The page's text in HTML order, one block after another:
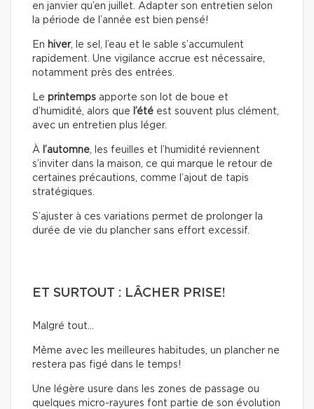
en janvier qu’en juillet. Adapter son entretien selon
la période de l’année est bien pensé!
En hiver, le sel, l’eau et le sable s’accumulent
rapidement. Une vigilance accrue est nécessaire,
notamment près des entrées.
Le printemps apporte son lot de boue et
d’humidité, alors que l’été est souvent plus clément,
avec un entretien plus léger.
À l’automne , les feuilles et l’humidité reviennent
s’inviter dans la maison, ce qui marque le retour de
certaines précautions, comme l’ajout de tapis
stratégiques.
S’ajuster à ces variations permet de prolonger la
durée de vie du plancher sans effort excessif.
ET SURTOUT : LÂCHER PRISE!
Malgré tout…
Même avec les meilleures habitudes, un plancher ne
restera pas figé dans le temps!
Une légère usure dans les zones de passage ou
quelques micro-rayures font partie de son évolution